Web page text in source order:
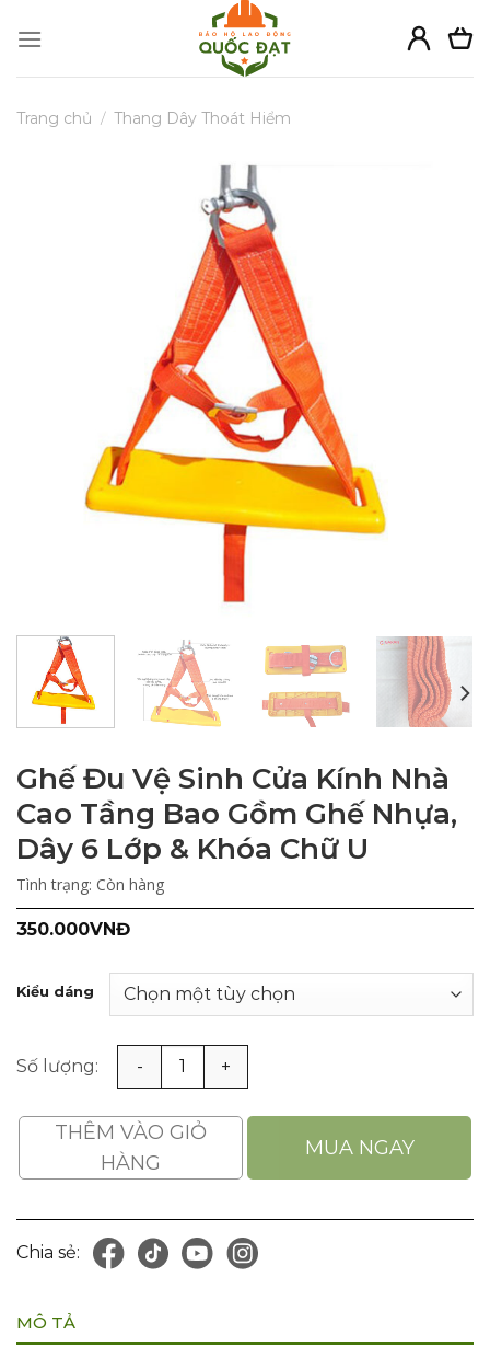
Trang chủ / Thang Dây Thoát Hiểm
Ghế Đu Vệ Sinh Cửa Kính Nhà
Cao Tầng Bao Gồm Ghế Nhựa,
Dây 6 Lớp & Khóa Chữ U
Tình trạng: Còn hàng
350.000VNĐ
Kiểu dáng
Ghế Đu Vệ Sinh Cửa Kính Nhà Cao Tầng Bao Gồm Ghế
THÊM VÀO GIỎ
HÀNG
MUA NGAY
Chia sẻ:
MÔ TẢ